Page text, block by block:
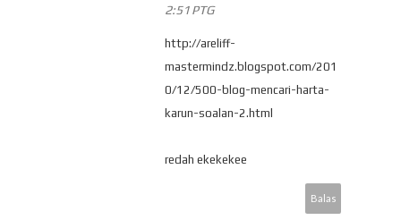
2:51 PTG
http://areliff-
mastermindz.blogspot.com/201
0/12/500-blog-mencari-harta-
karun-soalan-2.html
redah ekekekee
Balas